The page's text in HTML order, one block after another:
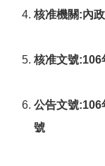
核准機關:內
核准文號:106
公告文號:106
號